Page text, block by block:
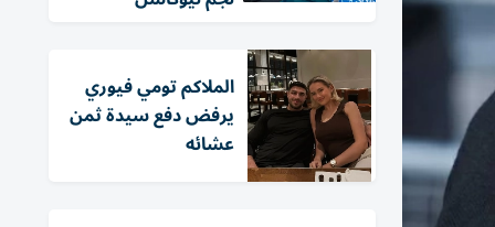
الملاكم تومي فيوري
يرفض دفع سيدة ثمن
عشائه